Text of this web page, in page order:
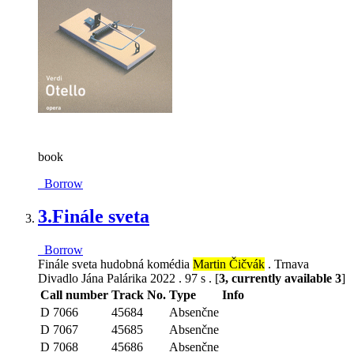
book
Borrow
3.Finále sveta
Borrow
Finále sveta hudobná komédia Martin Čičvák . Trnava
Divadlo Jána Palárika 2022 . 97 s . [3, currently available 3]
Call number Track No. Type
Info
D 7066
45684
Absenčne
D 7067
45685
Absenčne
D 7068
45686
Absenčne